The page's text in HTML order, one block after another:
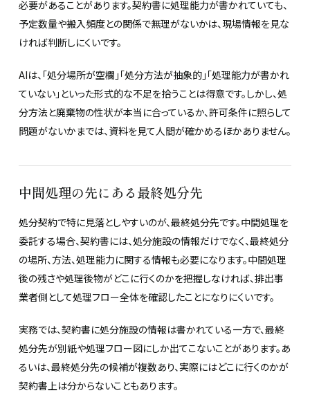
必要があることがあります。契約書に処理能力が書かれていても、
予定数量や搬入頻度との関係で無理がないかは、現場情報を見な
ければ判断しにくいです。
AIは、「処分場所が空欄」「処分方法が抽象的」「処理能力が書かれ
ていない」といった形式的な不足を拾うことは得意です。しかし、処
分方法と廃棄物の性状が本当に合っているか、許可条件に照らして
問題がないかまでは、資料を見て人間が確かめるほかありません。
中間処理の先にある最終処分先
処分契約で特に見落としやすいのが、最終処分先です。中間処理を
委託する場合、契約書には、処分施設の情報だけでなく、最終処分
の場所、方法、処理能力に関する情報も必要になります。中間処理
後の残さや処理後物がどこに行くのかを把握しなければ、排出事
業者側として処理フロー全体を確認したことになりにくいです。
実務では、契約書に処分施設の情報は書かれている一方で、最終
処分先が別紙や処理フロー図にしか出てこないことがあります。あ
るいは、最終処分先の候補が複数あり、実際にはどこに行くのかが
契約書上は分からないこともあります。